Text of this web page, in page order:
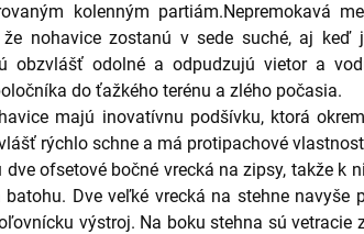
kolenným partiám.Nepremokavá
nohavice zostanú v sede suché, aj keď
obzvlášť odolné a odpudzujú vietor a
do ťažkého terénu a zlého počasia.
majú inovatívnu podšívku, ktorá
rýchlo schne a má protipachové
dve ofsetové bočné vrecká na zipsy, takže k
batohu. Dve veľké vrecká na stehne navyše
výstroj. Na boku stehna sú vetracie